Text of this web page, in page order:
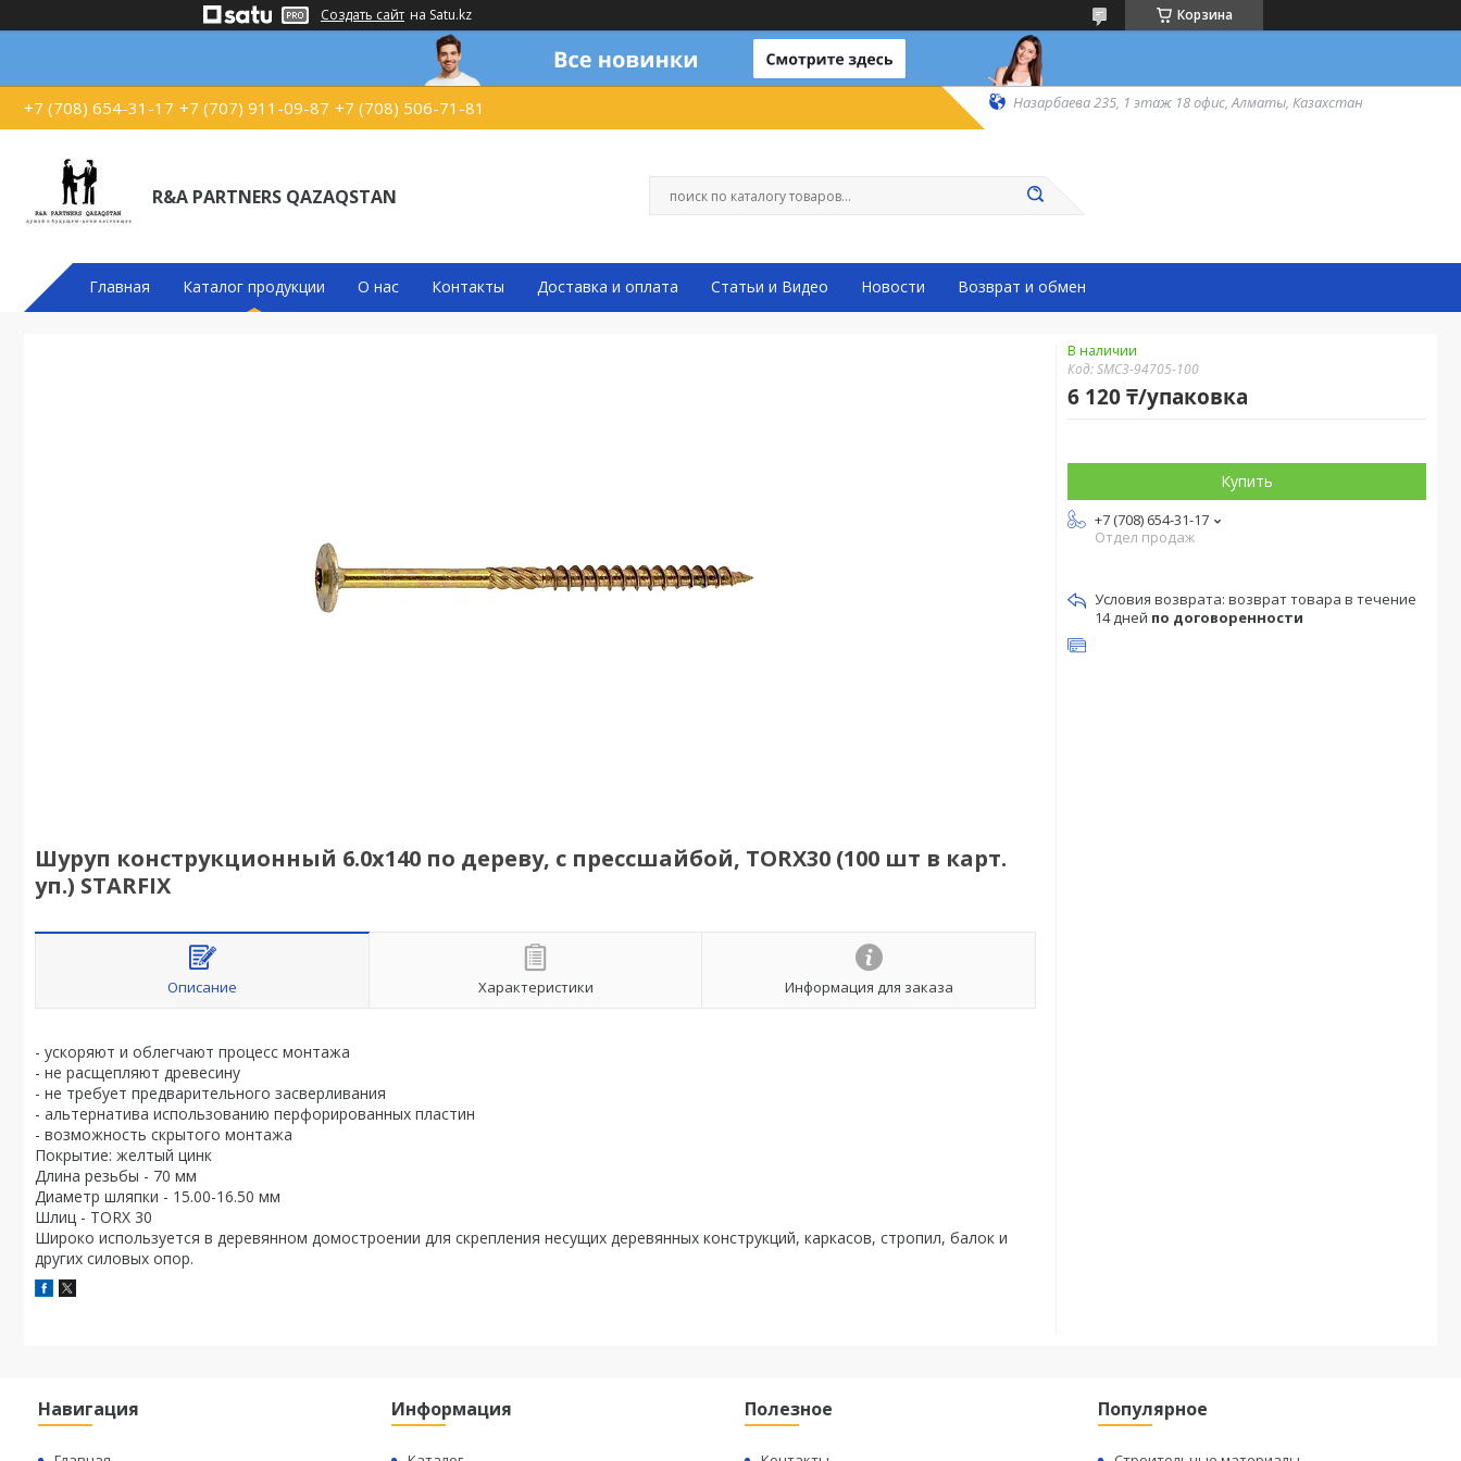
Создать сайт на Satu.kz Корзина
+7 (708) 654-31-17 +7 (707) 911-09-87 +7 (708) 506-71-81 Назарбаева 235, 1 этаж 18 офис, Алматы, Казахстан
R&A PARTNERS QAZAQSTAN
Главная Каталог продукции О нас Контакты Доставка и оплата Статьи и Видео Новости Возврат и обмен
Шуруп конструкционный 6.0х140 по дереву, с прессшайбой, TORX30 (100 шт в карт.
уп.) STARFIX
Описание Характеристики Информация для заказа
- ускоряют и облегчают процесс монтажа
- не расщепляют древесину
- не требует предварительного засверливания
- альтернатива использованию перфорированных пластин
- возможность скрытого монтажа
Покрытие: желтый цинк
Длина резьбы - 70 мм
Диаметр шляпки - 15.00-16.50 мм
Шлиц - TORX 30
Широко используется в деревянном домостроении для скрепления несущих деревянных конструкций, каркасов, стропил, балок и
других силовых опор.
В наличии
Код:SMC3-94705-100
6 120 ₸/упаковка
Купить
+7 (708) 654-31-17
Отдел продаж
возврат товара в течение
14 дней по договоренности
Навигация Информация Полезное Популярное